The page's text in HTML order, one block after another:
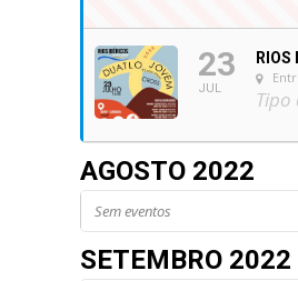
23
JUL Tipo
AGOSTO 2022
Sem eventos
SETEMBRO 2022